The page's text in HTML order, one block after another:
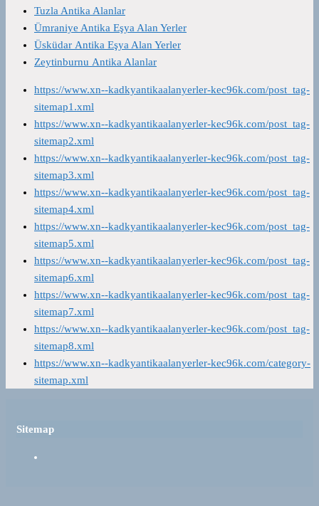
Tuzla Antika Alanlar
Ümraniye Antika Eşya Alan Yerler
Üsküdar Antika Eşya Alan Yerler
Zeytinburnu Antika Alanlar
https://www.xn--kadkyantikaalanyerler-kec96k.com/post_tag-
sitemap1.xml
https://www.xn--kadkyantikaalanyerler-kec96k.com/post_tag-
sitemap2.xml
https://www.xn--kadkyantikaalanyerler-kec96k.com/post_tag-
sitemap3.xml
https://www.xn--kadkyantikaalanyerler-kec96k.com/post_tag-
sitemap4.xml
https://www.xn--kadkyantikaalanyerler-kec96k.com/post_tag-
sitemap5.xml
https://www.xn--kadkyantikaalanyerler-kec96k.com/post_tag-
sitemap6.xml
https://www.xn--kadkyantikaalanyerler-kec96k.com/post_tag-
sitemap7.xml
https://www.xn--kadkyantikaalanyerler-kec96k.com/post_tag-
sitemap8.xml
https://www.xn--kadkyantikaalanyerler-kec96k.com/category-
sitemap.xml
Sitemap